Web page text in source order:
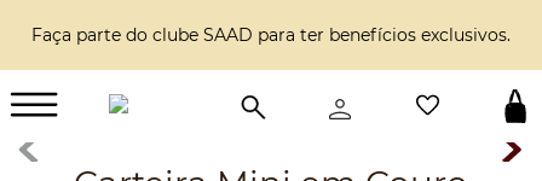
Faça parte do clube SAAD para ter benefícios exclusivos.